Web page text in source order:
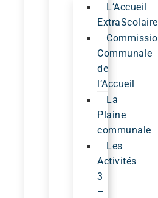
L’Accueil
ExtraScolaire
Communale
de
l’Accueil
La
Plaine
communale
Les
Activités
3
–